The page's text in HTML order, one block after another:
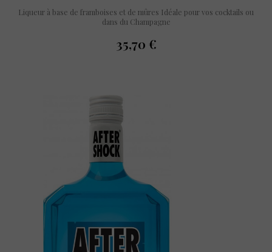
Liqueur à base de framboises et de mûres Idéale pour vos cocktails ou
dans du Champagne
prix
35,70 €